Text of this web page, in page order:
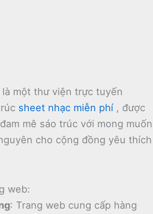
là một thư viện trực tuyến
sheet nhạc miễn phí , được
mê sáo trúc với mong muốn
cho cộng đồng yêu thích
web:
: Trang web cung cấp hàng